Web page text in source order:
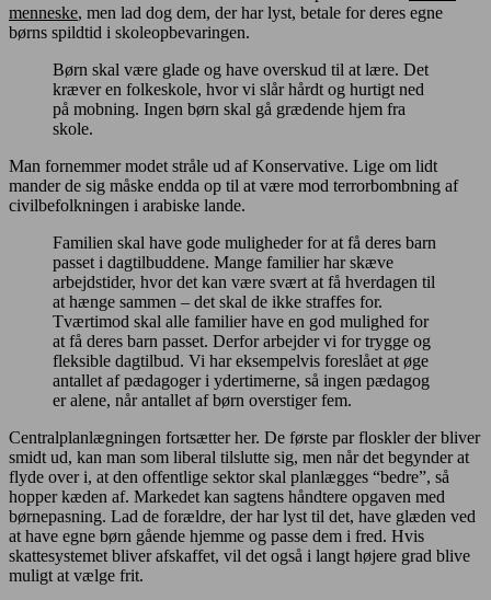
menneske, men lad dog dem, der har lyst, betale for deres egne
børns spildtid i skoleopbevaringen.
Børn skal være glade og have overskud til at lære. Det
kræver en folkeskole, hvor vi slår hårdt og hurtigt ned
på mobning. Ingen børn skal gå grædende hjem fra
skole.
Man fornemmer modet stråle ud af Konservative. Lige om lidt
mander de sig måske endda op til at være mod terrorbombning af
civilbefolkningen i arabiske lande.
Familien skal have gode muligheder for at få deres barn
passet i dagtilbuddene. Mange familier har skæve
arbejdstider, hvor det kan være svært at få hverdagen til
at hænge sammen – det skal de ikke straffes for.
Tværtimod skal alle familier have en god mulighed for
at få deres barn passet. Derfor arbejder vi for trygge og
fleksible dagtilbud. Vi har eksempelvis foreslået at øge
antallet af pædagoger i ydertimerne, så ingen pædagog
er alene, når antallet af børn overstiger fem.
Centralplanlægningen fortsætter her. De første par floskler der bliver
smidt ud, kan man som liberal tilslutte sig, men når det begynder at
flyde over i, at den offentlige sektor skal planlægges “bedre”, så
hopper kæden af. Markedet kan sagtens håndtere opgaven med
børnepasning. Lad de forældre, der har lyst til det, have glæden ved
at have egne børn gående hjemme og passe dem i fred. Hvis
skattesystemet bliver afskaffet, vil det også i langt højere grad blive
muligt at vælge frit.